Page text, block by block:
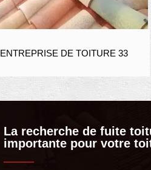
ENTREPRISE DE TOITURE 33
La recherche de fuite
importante pour votre